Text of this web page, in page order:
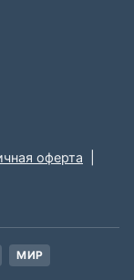
оферта
МИР